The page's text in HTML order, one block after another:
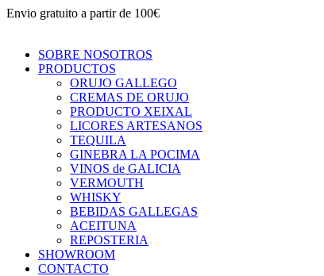
Envio gratuito a partir de 100€
SOBRE NOSOTROS
PRODUCTOS
ORUJO GALLEGO
CREMAS DE ORUJO
PRODUCTO XEIXAL
LICORES ARTESANOS
TEQUILA
GINEBRA LA POCIMA
VINOS de GALICIA
VERMOUTH
WHISKY
BEBIDAS GALLEGAS
ACEITUNA
REPOSTERIA
SHOWROOM
CONTACTO